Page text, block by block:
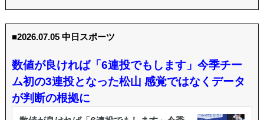
■2026.07.05 中日スポーツ
数値が良ければ「6連投でもします」今季チー
ム初の3連投となった松山 感覚ではなくデータ
が判断の根拠に